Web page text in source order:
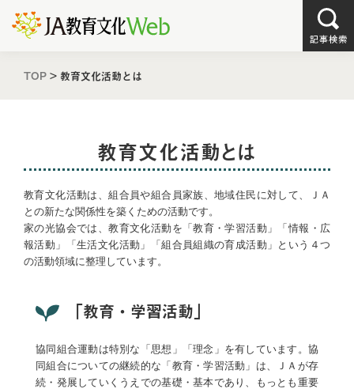
TOP > 教育文化活動とは
教育文化活動とは
教育文化活動は、組合員や組合員家族、地域住民に対して、ＪＡ
との新たな関係性を築くための活動です。
家の光協会では、教育文化活動を「教育・学習活動」「情報・広
報活動」「生活文化活動」「組合員組織の育成活動」という４つ
の活動領域に整理しています。
「教育・学習活動」
協同組合運動は特別な「思想」「理念」を有しています。協
同組合についての継続的な「教育・学習活動」は、ＪＡが存
続・発展していくうえでの基礎・基本であり、もっとも重要